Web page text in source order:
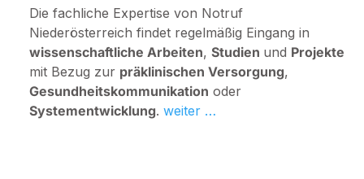
Die fachliche Expertise von Notruf
Niederösterreich findet regelmäßig Eingang in
wissenschaftliche Arbeiten, Studien und Projekte
mit Bezug zur präklinischen Versorgung,
Gesundheitskommunikation oder
Systementwicklung. weiter …